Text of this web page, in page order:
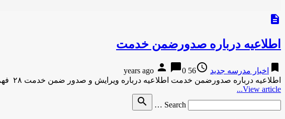
description
اطلاعیه درباره صدورضمن خدمت
bookmark اخبار مدرسه جدید access_time
56 years ago
person chat_bubble0
اطلاعیه درباره صدورضمن خدمت اطلاعیه درباره ویرایش و صدور ضمن خدمت ۲۸ فهم قرآن( کسانیکه که قبلا شرکت کرده اند …
View article...
Search …
search